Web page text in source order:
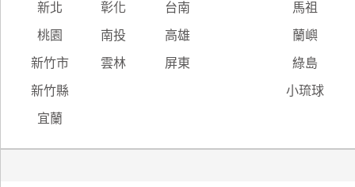
新北 彰化 台南 馬祖
桃園 南投 高雄 蘭嶼
新竹市 雲林 屏東 綠島
新竹縣 小琉球
宜蘭